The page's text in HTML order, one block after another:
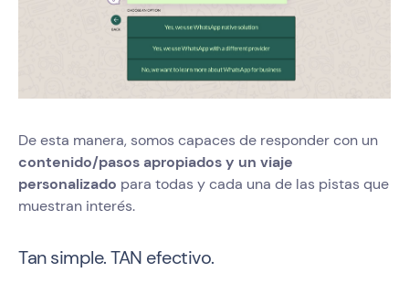
De esta manera, somos capaces de responder con un
contenido/pasos apropiados y un viaje
personalizado para todas y cada una de las pistas que
muestran interés.
Tan simple. TAN efectivo.